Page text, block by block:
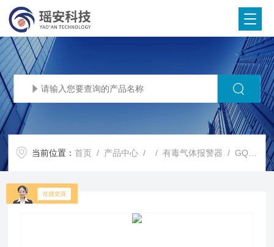
当前位置：首页 / 产品中心 / /有毒气体报警器 / GQ-YA-D400TE工业有毒气体报警器 硫化氢检测仪